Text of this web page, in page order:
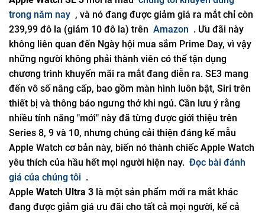
trong năm nay , và nó đang được giảm giá ra mắt chỉ còn
239,99 đô la (giảm 10 đô la) trên Amazon . Ưu đãi này
không liên quan đến Ngày hội mua sắm Prime Day, vì vậy
những người không phải thành viên có thể tận dụng
chương trình khuyến mãi ra mắt đang diễn ra. SE3 mang
đến vô số nâng cấp, bao gồm màn hình luôn bật, Siri trên
thiết bị và thông báo ngưng thở khi ngủ. Cần lưu ý rằng
nhiều tính năng "mới" này đã từng được giới thiệu trên
Series 8, 9 và 10, nhưng chúng cải thiện đáng kể mẫu
Apple Watch cơ bản này, biến nó thành chiếc Apple Watch
yêu thích của hầu hết mọi người hiện nay. Đọc bài đánh
giá của chúng tôi .
Apple Watch Ultra 3 là một sản phẩm mới ra mắt khác
đang được giảm giá ưu đãi cho tất cả mọi người, kể cả